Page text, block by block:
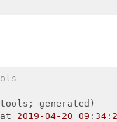
generated)
2019 -04-20 09 : 34: